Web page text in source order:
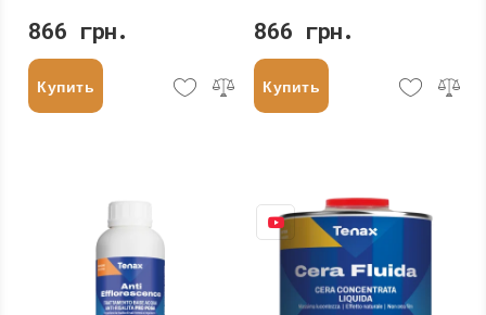
866 грн.
Купить
866 грн.
Купить